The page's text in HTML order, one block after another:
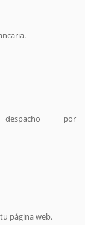
por
página web.